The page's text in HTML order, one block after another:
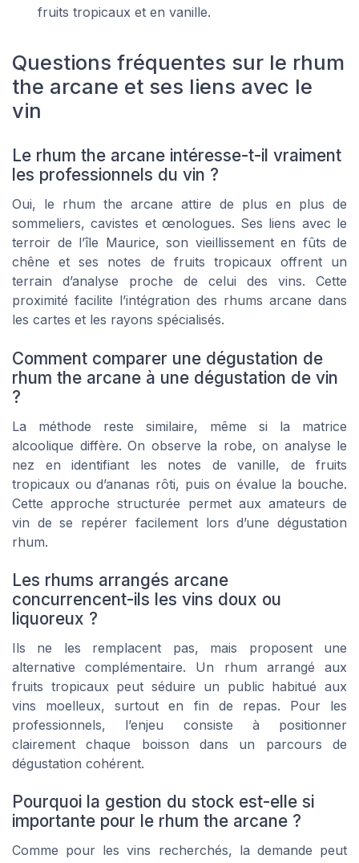
fruits tropicaux et en vanille.
Questions fréquentes sur le rhum
the arcane et ses liens avec le
vin
Le rhum the arcane intéresse-t-il vraiment
les professionnels du vin ?
Oui, le rhum the arcane attire de plus en plus de
sommeliers, cavistes et œnologues. Ses liens avec le
terroir de l’île Maurice, son vieillissement en fûts de
chêne et ses notes de fruits tropicaux offrent un
terrain d’analyse proche de celui des vins. Cette
proximité facilite l’intégration des rhums arcane dans
les cartes et les rayons spécialisés.
Comment comparer une dégustation de
rhum the arcane à une dégustation de vin
?
La méthode reste similaire, même si la matrice
alcoolique diffère. On observe la robe, on analyse le
nez en identifiant les notes de vanille, de fruits
tropicaux ou d’ananas rôti, puis on évalue la bouche.
Cette approche structurée permet aux amateurs de
vin de se repérer facilement lors d’une dégustation
rhum.
Les rhums arrangés arcane
concurrencent-ils les vins doux ou
liquoreux ?
Ils ne les remplacent pas, mais proposent une
alternative complémentaire. Un rhum arrangé aux
fruits tropicaux peut séduire un public habitué aux
vins moelleux, surtout en fin de repas. Pour les
professionnels, l’enjeu consiste à positionner
clairement chaque boisson dans un parcours de
dégustation cohérent.
Pourquoi la gestion du stock est-elle si
importante pour le rhum the arcane ?
Comme pour les vins recherchés, la demande peut